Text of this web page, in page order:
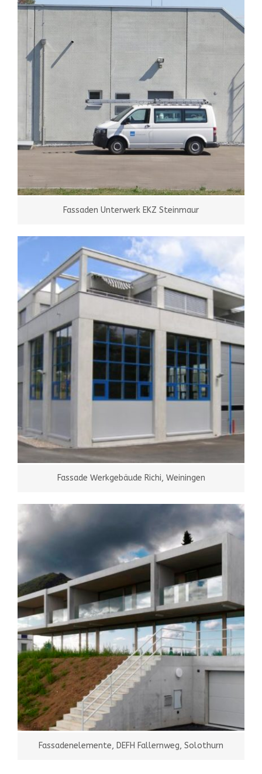
Fassaden Unterwerk EKZ Steinmaur
Fassade Werkgebäude Richi, Weiningen
Fassadenelemente, DEFH Fallernweg, Solothurn